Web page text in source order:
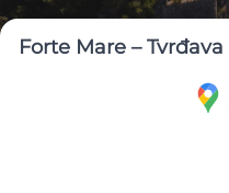
Forte Mare –